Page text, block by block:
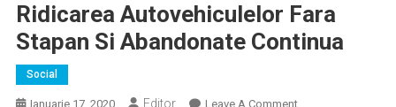
Ridicarea Autovehiculelor Fara
Stapan Si Abandonate Continua
Social
Ianuarie 17, 2020 Editor Leave A CommentOn